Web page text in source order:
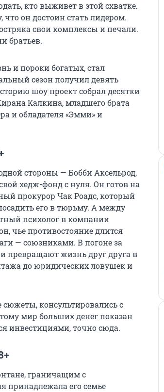
кто выживет в этой схватке.
он достоин стать лидером.
свои комплексы и печали.
братьев.
и пороки богатых, стал
сезон получил девять
шоу проект собрал десятки
Калкина, младшего брата
и обладателя «Эмми» и
стороны — Бобби Аксельрод,
хедж-фонд с нуля. Он готов на
прокурор Чак Роадс, который
его в тюрьму. А между
психолог в компании
чье противостояние длится
— союзниками. В погоне за
превращают жизнь друг друга в
до юридических ловушек и
консультировались с
мир больших денег показан
инвестициями, точно сюда.
граничащим с
принадлежала его семье